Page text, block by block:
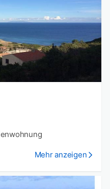
Mehr anzeigen